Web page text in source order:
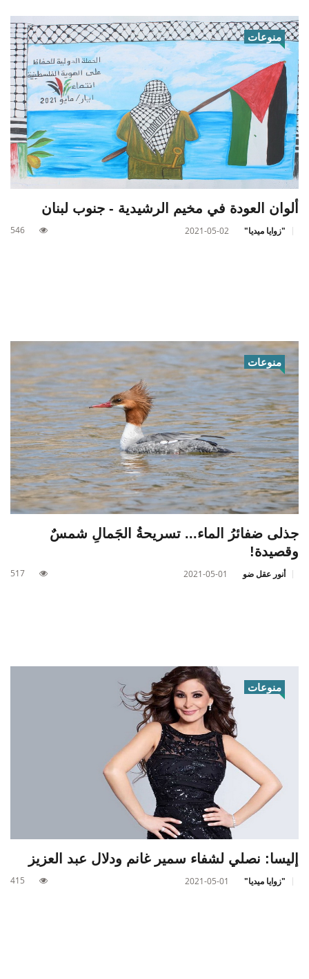
منوعات
ألوان العودة في مخيم الرشيدية - جنوب لبنان
"زوايا ميديا" 2021-05-02
546
منوعات
جذلى ضفائرُ الماء... تسريحةُ الجَمالِ شمسٌ
وقصيدة!
أنور عقل ضو 2021-05-01
517
منوعات
إليسا: نصلي لشفاء سمير غانم ودلال عبد العزيز
"زوايا ميديا" 2021-05-01
415